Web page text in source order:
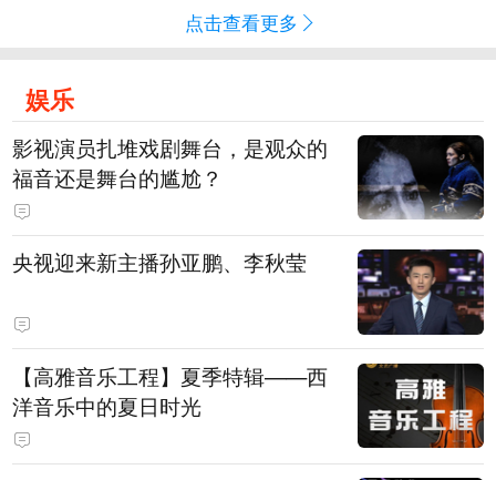
点击查看更多
娱乐
影视演员扎堆戏剧舞台，是观众的
福音还是舞台的尴尬？
央视迎来新主播孙亚鹏、李秋莹
【高雅音乐工程】夏季特辑——西
洋音乐中的夏日时光